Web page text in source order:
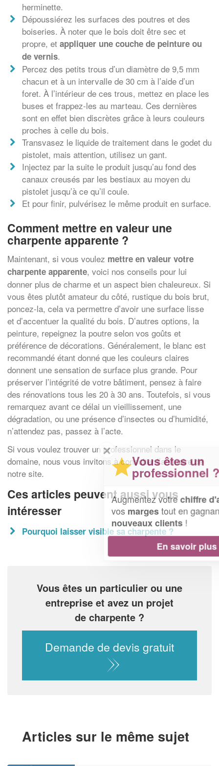
herminette.
Dépoussiérez les surfaces des poutres et des
boiseries. À noter que le bois doit être sec et
propre, et appliquer une couche de peinture ou
de vernis.
Percez des petits trous d’un diamètre de 9,5 mm
chacun et à un intervalle de 30 cm à l’aide d’un
foret. À l’intérieur de ces trous, mettez en place les
buses et frappez-les au marteau. Ces dernières
sont en effet bien discrètes grâce à leurs couleurs
proches à celle du bois.
Transvasez le liquide de traitement dans le godet du
pistolet, mais attention, utilisez un gant.
Injectez par la suite le produit jusqu’au fond des
canaux creusés par les bestiaux au moyen du
pistolet jusqu’à ce qu’il coule.
Et pour finir, pulvérisez le même produit en surface.
Comment mettre en valeur une
charpente apparente ?
Maintenant, si vous voulez mettre en valeur votre
charpente apparente, voici nos conseils pour lui
donner plus de charme et un aspect bien chaleureux. Si
vous êtes plutôt amateur du côté, rustique du bois brut,
poncez-la, cela va permettre d’avoir une surface lisse
et d’accentuer la qualité du bois. D’autres options, la
peinture, repeignez la poutre selon vos goûts et
préférence de décorations. Généralement, le blanc est
recommandé étant donné que les couleurs claires
donnent une sensation de surface plus grande. Pour
préserver l’intégrité de votre bâtiment, pensez à faire
des rénovations tous les 20 à 30 ans. Toutefois, si vous
remarquez avant ce délai un vieillissement, une
dégradation, ou une présence d’insectes ou d’humidité,
n’attendez pas, passez à l’acte.
Si vous voulez trouver un professionnel dans le
domaine, nous vous invitons à consulter l’annuaire de
notre site.
Ces articles peuvent aussi vous
intéresser
Pourquoi laisser visible sa charpente ?
Vous êtes un particulier ou une
entreprise et avez un projet
de charpente ?
Demande de devis gratuit
Articles sur le même sujet
✕
Vous êtes un
professionnel ?
Augmentez votrechiffre d'affaireset
vos
tout en gagnant de
nouveaux clients!
En savoir plus